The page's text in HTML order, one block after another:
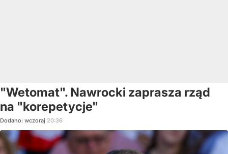
"Wetomat". Nawrocki zaprasza rząd
na "korepetycje"
Dodano: wczoraj 20:36